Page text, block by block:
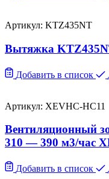
Артикул: KTZ435NT
Вытяжка
Добавить в список
Артикул: XEVHC-HC11
Вентиляционный
310 — 390 м3/час
Добавить в список